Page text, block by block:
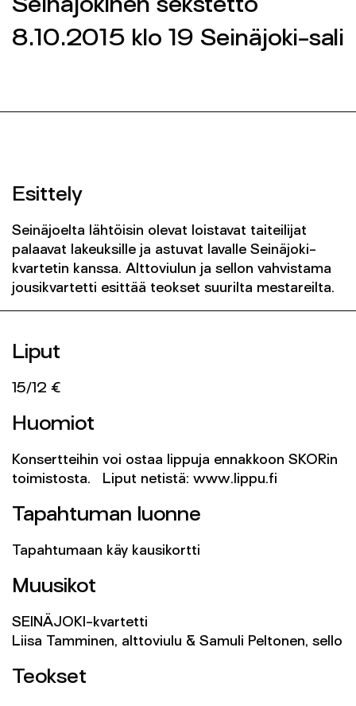
SEINÄJOEN KAUPUNGINORKESTERI 2026 ©
INFO@SKOR.FI
INSTAGRAM
Seinäjokinen sekstetto
8.10.2015 klo 19 Seinäjoki-sali
Esittely
Seinäjoelta lähtöisin olevat loistavat taiteilijat
palaavat lakeuksille ja astuvat lavalle Seinäjoki-
kvartetin kanssa. Alttoviulun ja sellon vahvistama
jousikvartetti esittää teokset suurilta mestareilta.
Liput
15/12 €
Huomiot
Konsertteihin voi ostaa lippuja ennakkoon SKORin
toimistosta. Liput netistä: www.lippu.fi
Tapahtuman luonne
Tapahtumaan käy kausikortti
Muusikot
SEINÄJOKI-kvartetti
Liisa Tamminen, alttoviulu & Samuli Peltonen, sello
Teokset
Yhteys